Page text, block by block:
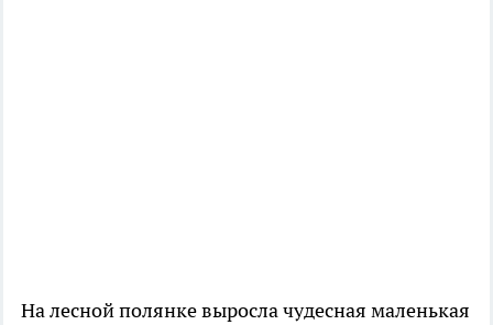
На лесной полянке выросла чудесная маленькая